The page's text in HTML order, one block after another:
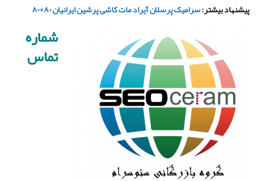
پیشنهاد بیشتر:سرامیک پرسلان آیراد مات کاشی پرشین ایرانیان ۸۰×۸۰
شماره
تماس